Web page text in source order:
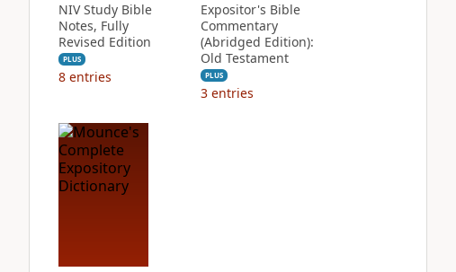
NIV Study Bible
Notes, Fully
Revised Edition
PLUS
8 entries
Expositor's Bible
Commentary
(Abridged Edition):
Old Testament
PLUS
3 entries